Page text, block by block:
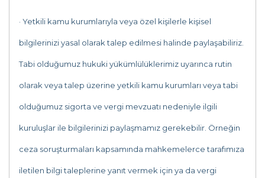
· Yetkili kamu kurumlarıyla veya özel kişilerle kişisel
bilgilerinizi yasal olarak talep edilmesi halinde paylaşabiliriz.
Tabi olduğumuz hukuki yükümlülüklerimiz uyarınca rutin
olarak veya talep üzerine yetkili kamu kurumları veya tabi
olduğumuz sigorta ve vergi mevzuatı nedeniyle ilgili
kuruluşlar ile bilgilerinizi paylaşmamız gerekebilir. Örneğin
ceza soruşturmaları kapsamında mahkemelerce tarafımıza
iletilen bilgi taleplerine yanıt vermek için ya da vergi